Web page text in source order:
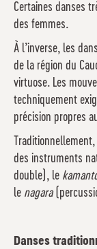
Certaines danses
des femmes.
À l’inverse, les
de la région du
virtuose. Les
techniquement
précision propres
des instruments
double), le
le nagara
Danses